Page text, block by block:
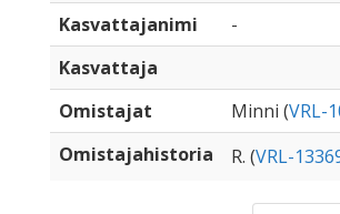
Kasvattajanimi
-
Kasvattaja
Omistajat
Minni (VRL-
Omistajahistoria
R. (VRL-